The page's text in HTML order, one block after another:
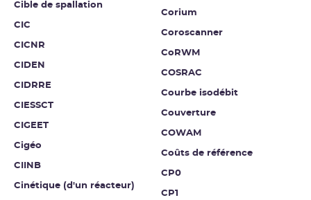
Cible de spallation
CIC
CICNR
CIDEN
CIDRRE
CIESSCT
CIGEET
Cigéo
CIINB
Cinétique (d'un réacteur)
Corium
Coroscanner
CoRWM
COSRAC
Courbe isodébit
Couverture
COWAM
Coûts de référence
CP0
CP1